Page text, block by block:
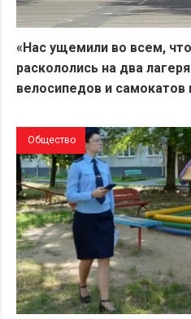
«Нас ущемили во всем,
раскололись на два
велосипедов и самокатов
Общество